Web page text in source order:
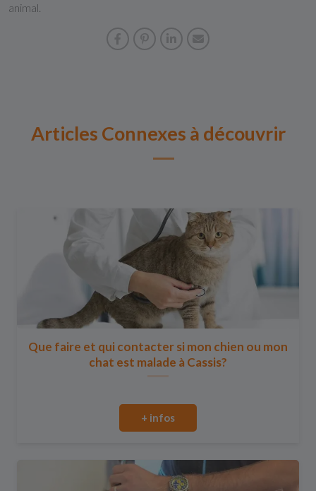
animal.
Articles Connexes à découvrir
Que faire et qui contacter si mon chien ou mon
chat est malade à Cassis?
+ infos